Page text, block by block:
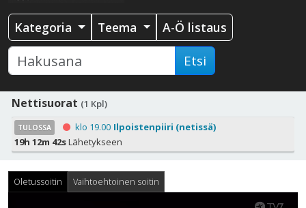
Kategoria Teema A-Ö listaus
Etsi
Nettisuorat (1 Kpl)
TULOSSA klo 19.00 Ilpoistenpiiri (netissä)
19h 12m 42sLähetykseen
Oletussoitin Vaihtoehtoinen soitin